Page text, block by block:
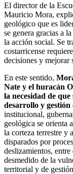
El director de la
Mauricio Mora,
geológico que es
se genera gracias a
la acción social. Se
costarricense
decisiones y mejorar
En este sentido,
Nate y el huracán
la necesidad de
desarrollo y gestión
institucional,
geológica se orienta
la corteza terrestre y
disparados por
deslizamientos,
desmedido de la
territorial y de